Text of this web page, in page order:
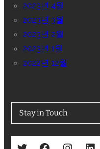
2023년 4월
2023년 3월
2023년 2월
2023년 1월
2022년 12월
Stay in Touch